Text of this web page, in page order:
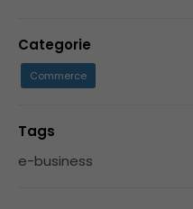
Categorie
Commerce
Tags
e-business